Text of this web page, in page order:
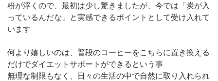
粉が浮くので、最初は少し驚きましたが、今では「炭が入
っているんだな」と実感できるポイントとして受け入れて
います
何より嬉しいのは、普段のコーヒーをこちらに置き換える
だけでダイエットサポートができるという事
無理な制限もなく、日々の生活の中で自然に取り入れられ